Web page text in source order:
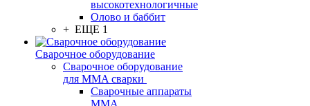
высокотехнологичные
Олово и баббит
+ ЕЩЕ 1
Сварочное оборудование
Сварочное оборудование
для MMA сварки
Сварочные аппараты
MMA